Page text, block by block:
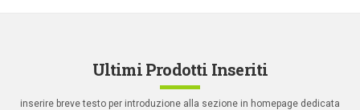
Ultimi Prodotti Inseriti
inserire breve testo per introduzione alla sezione in homepage dedicata